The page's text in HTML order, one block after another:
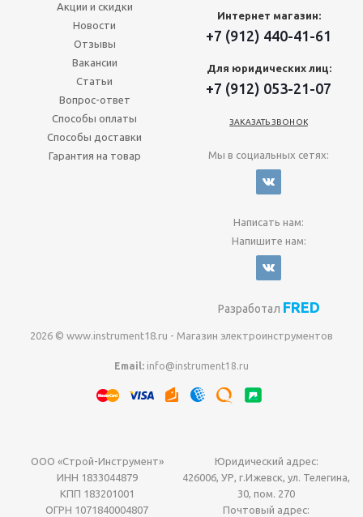
Акции и скидки
Новости
Отзывы
Вакансии
Статьи
Вопрос-ответ
Способы оплаты
Способы доставки
Гарантия на товар
Интернет магазин:
+7 (912) 440-41-61
Для юридических лиц:
+7 (912) 053-21-07
ЗАКАЗАТЬ ЗВОНОК
Мы в социальных сетях:
Написать нам:
Напишите нам:
Разработал FRED
2026 © www.instrument18.ru - Магазин электроинструментов
Email: info@instrument18.ru
ООО «Строй-Инструмент»
ИНН 1833044879
КПП 183201001
ОГРН 1071840004807
Юридический адрес:
426006, УР, г.Ижевск, ул. Телегина,
30, пом. 270
Почтовый адрес: